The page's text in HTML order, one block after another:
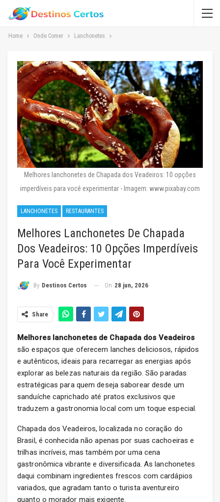
Home Onde Comer Lanchonetes
Melhores lanchonetes de Chapada dos Veadeiros: 10 opções
imperdíveis para você experimentar - Imagem: www.pixabay.com
LANCHONETES RESTAURANTES
Melhores Lanchonetes De Chapada
Dos Veadeiros: 10 Opções Imperdíveis
Para Você Experimentar
By Destinos Certos On 28 jun, 2026
Share
Melhores lanchonetes de Chapada dos Veadeiros
são espaços que oferecem lanches deliciosos, rápidos
e autênticos, ideais para recarregar as energias após
explorar as belezas naturais da região. São paradas
estratégicas para quem deseja saborear desde um
sanduíche caprichado até pratos exclusivos que
traduzem a gastronomia local com um toque especial.
Chapada dos Veadeiros, localizada no coração do
Brasil, é conhecida não apenas por suas cachoeiras e
trilhas incríveis, mas também por uma cena
gastronômica vibrante e diversificada. As lanchonetes
daqui combinam ingredientes frescos com cardápios
variados, que agradam tanto o turista aventureiro
quanto o morador mais exigente.